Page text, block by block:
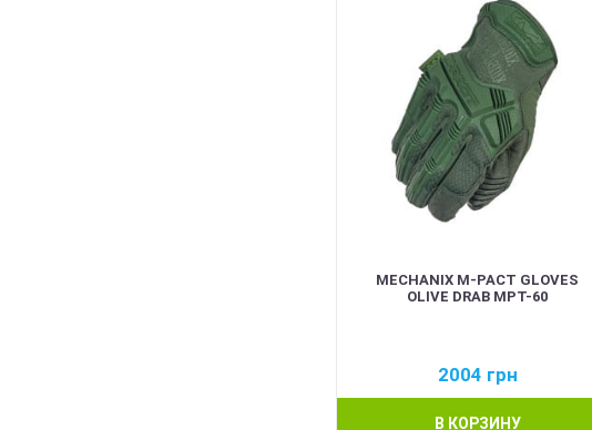
MECHANIX M-PACT GLOVES
OLIVE DRAB MPT-60
2004 грн
В КОРЗИНУ